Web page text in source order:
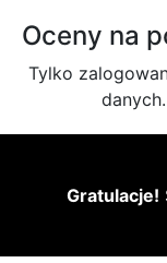
Oceny na
Tylko
danych.
Gratulacje!